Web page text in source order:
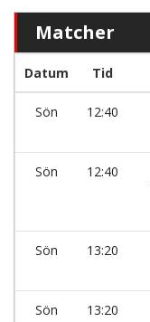
Matcher
Datum Tid
Sön 12:40
Sön 12:40
Sön 13:20
Sön 13:20